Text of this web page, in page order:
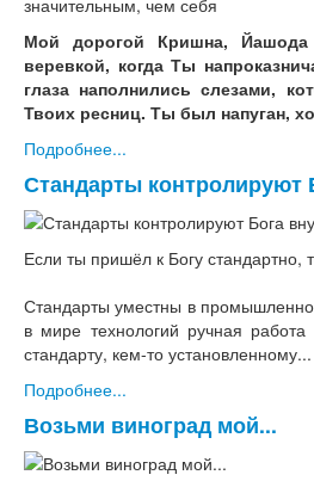
Мой дорогой Кришна, Йашода
веревкой, когда Ты
глаза наполнились слезами,
Твоих ресниц. Ты был напуган,
Подробнее...
Стандарты контролируют
Если ты пришёл к Богу
Стандарты уместны в
в мире технологий ручная
стандарту, кем-то установленному...
Подробнее...
Возьми виноград мой...